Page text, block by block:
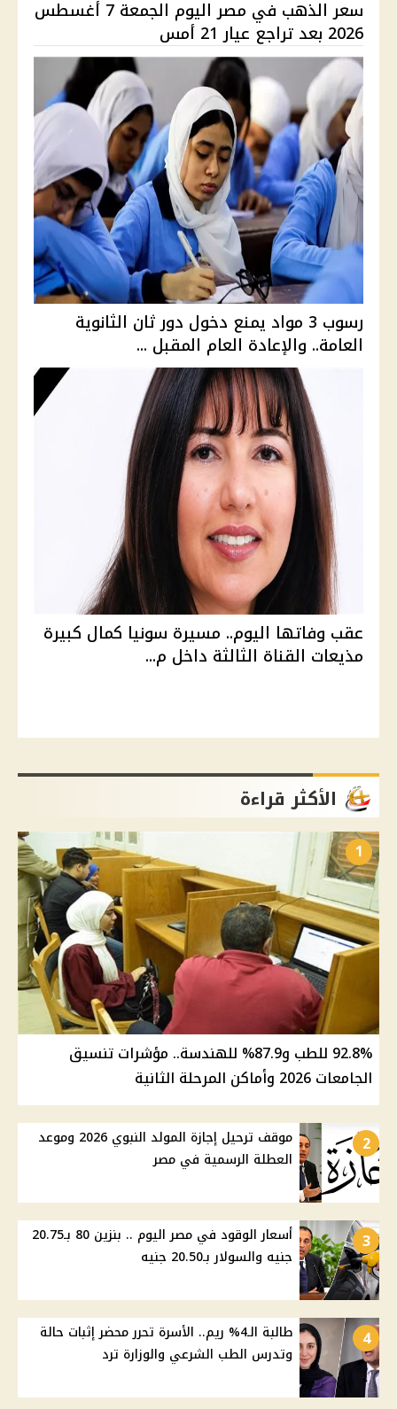
سعر الذهب في مصر اليوم الجمعة 7 أغسطس
2026 بعد تراجع عيار 21 أمس
رسوب 3 مواد يمنع دخول دور ثان الثانوية
العامة.. والإعادة العام المقبل ...
عقب وفاتها اليوم.. مسيرة سونيا كمال كبيرة
مذيعات القناة الثالثة داخل م...
الأكثر قراءة
1
92.8% للطب و87.9% للهندسة.. مؤشرات تنسيق
الجامعات 2026 وأماكن المرحلة الثانية
2
موقف ترحيل إجازة المولد النبوي 2026 وموعد
العطلة الرسمية في مصر
3
أسعار الوقود في مصر اليوم .. بنزين 80 بـ20.75
جنيه والسولار بـ20.50 جنيه
4
طالبة الـ4% ريم.. الأسرة تحرر محضر إثبات حالة
وتدرس الطب الشرعي والوزارة ترد